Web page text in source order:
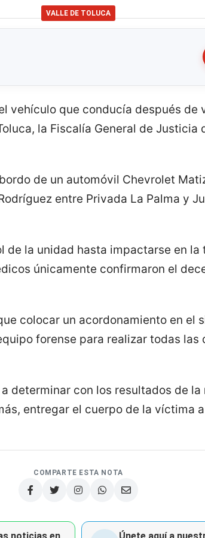
VALLE DE TOLUCA
vehículo que conducía después de
la Fiscalía General de Justicia
de un automóvil Chevrolet
entre Privada La Palma y
de la unidad hasta impactarse en la
únicamente confirmaron el
colocar un acordonamiento en el
forense para realizar todas las
determinar con los resultados de
entregar el cuerpo de la víctima
COMPARTE ESTA NOTA